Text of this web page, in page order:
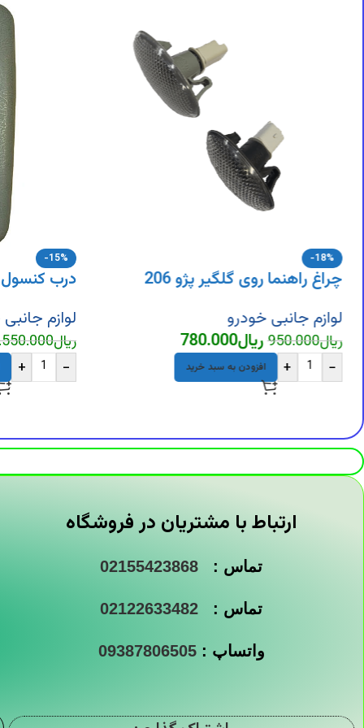
DigiArzanSara
DigiArzanSara
DigiArzanSara
DigiArzanSara
DigiArzanSara
DigiArzanSara
DigiArzanSara -18%
چراغ راهنما روی گلگیر پژو 206
لوازم جانبی خودرو
ریال950.000ریال780.000
-
+ افزودن به سبد خرید
-15%
درب
لوازم
ریال
-
+
ارتباط با مشتریان در فروشگاه
تماس : 02155423868
تماس : 02122633482
واتساپ :09387806505